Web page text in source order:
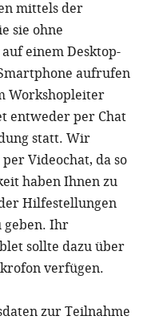
mittels der
sie ohne
einem Desktop-
aufrufen
Workshopleiter
entweder per Chat
statt. Wir
Videochat, da so
haben Ihnen zu
Hilfestellungen
geben. Ihr
sollte dazu über
verfügen.
zur Teilnahme